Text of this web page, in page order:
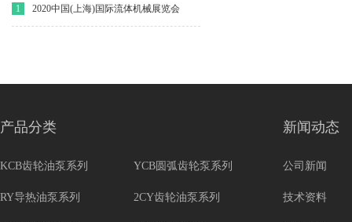
博览会
1 2020中国(上海)国际流体机械展览会
产品分类
KCB齿轮油泵系列 YCB圆弧齿轮泵系列
RY导热油泵系列 2CY齿轮油泵系列
新闻动态
公司新闻
技术资料